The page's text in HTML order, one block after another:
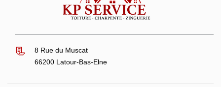
8 Rue du Muscat
66200 Latour-Bas-Elne